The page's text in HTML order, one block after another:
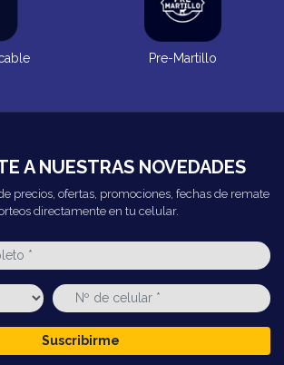
Pre-Martillo
A NUESTRAS NOVEDADES
precios, ofertas, promociones, fechas de remate
directamente en tu celular.
Suscribirme